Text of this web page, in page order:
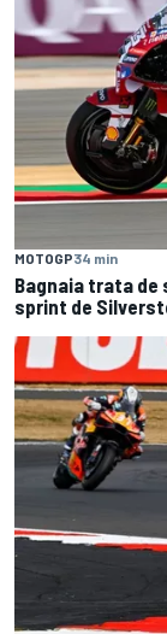
MOTOGP34 min
Bagnaia trata de
sprint de